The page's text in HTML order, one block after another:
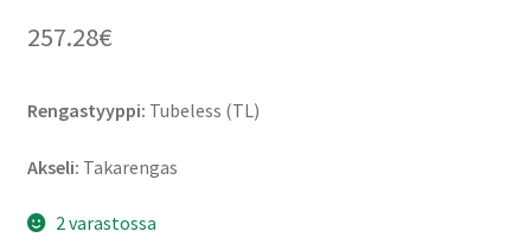
257.28€
Rengastyyppi: Tubeless (TL)
Akseli: Takarengas
2 varastossa